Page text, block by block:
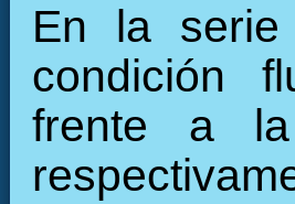
En la serie
condición
frente a